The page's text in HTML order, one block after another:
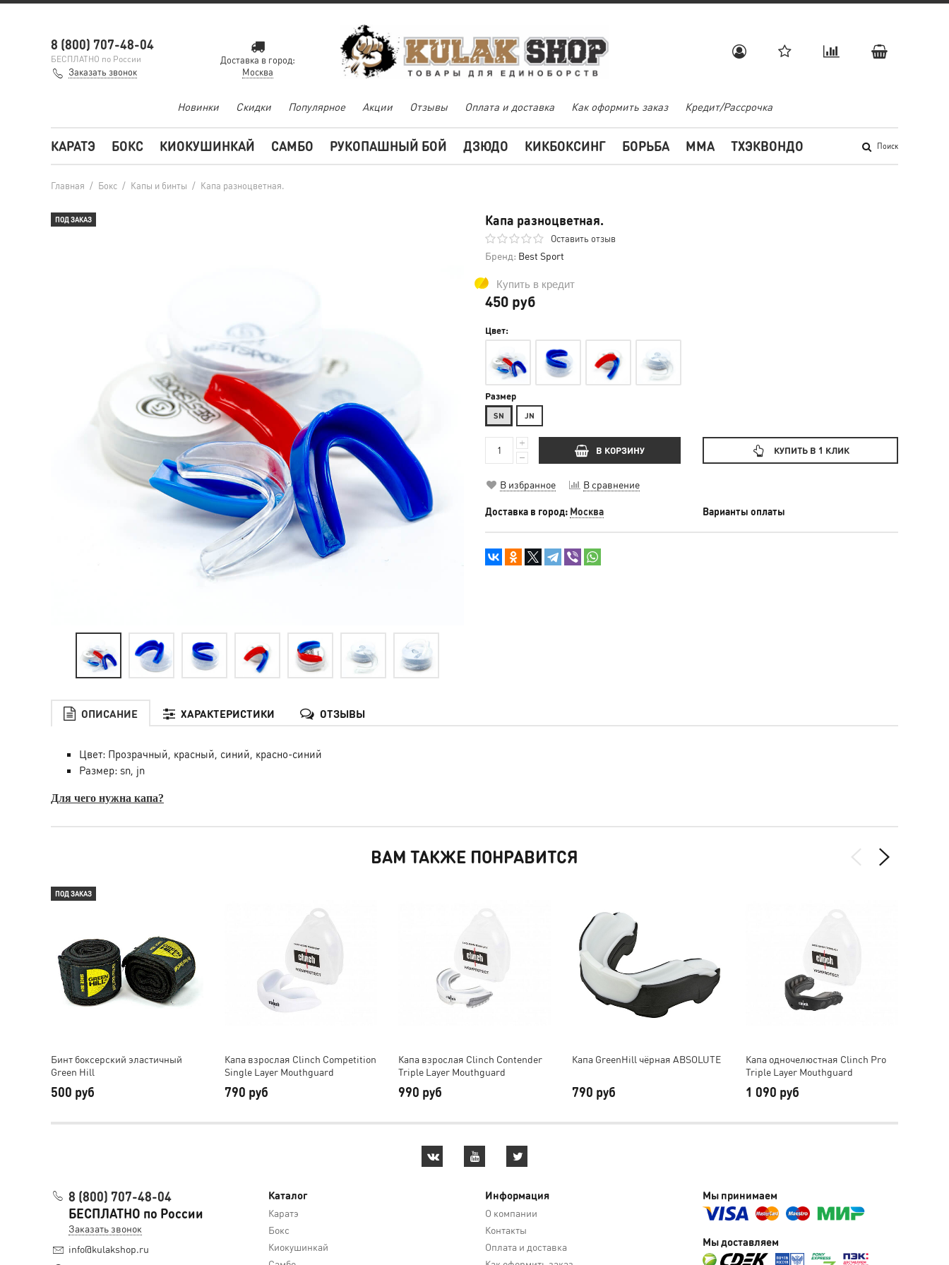
8 (800) 707-48-04
БЕСПЛАТНО по России
Заказать звонок
Доставка в город:
Москва
Новинки Скидки Популярное Акции Отзывы Оплата и доставка Как оформить заказ Кредит/Рассрочка
Поиск
КАРАТЭ БОКС КИОКУШИНКАЙ САМБО РУКОПАШНЫЙ БОЙ ДЗЮДО КИКБОКСИНГ БОРЬБА MMA ТХЭКВОНДО
Главная / Бокс / Капы и бинты / Капа разноцветная.
ПОД ЗАКАЗ Капа разноцветная.
Оставить отзыв
Бренд: Best Sport
Купить в кредит
450 руб
Цвет:
Размер
SN JN
В КОРЗИНУ КУПИТЬ В 1 КЛИК
В избранное В сравнение
Доставка в город: Москва Варианты оплаты
ОПИСАНИЕ ХАРАКТЕРИСТИКИ ОТЗЫВЫ
Цвет: Прозрачный, красный, синий, красно-синий
Размер: sn, jn
Для чего нужна капа?
ВАМ ТАКЖЕ ПОНРАВИТСЯ
ПОД ЗАКАЗ
Бинт боксерский эластичный
Green Hill
500 руб
Капа взрослая Clinch Competition
Single Layer Mouthguard
790 руб
Капа взрослая Clinch Contender
Triple Layer Mouthguard
990 руб
Капа GreenHill чёрная ABSOLUTE
790 руб
Капа одночелюстная Clinch Pro
Triple Layer Mouthguard
1 090 руб
Каталог
Каратэ
Бокс
Киокушинкай
Информация
О компании
Контакты
Оплата и доставка
Мы принимаем
Мы доставляем
8 (800) 707-48-04
БЕСПЛАТНО по России
Заказать звонок
info@kulakshop.ru